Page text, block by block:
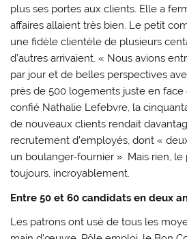
plus ses portes aux clients. Elle a
affaires allaient très bien. Le petit
une fidèle clientèle de plusieurs
d’autres arrivaient. « Nous avions
par jour et de belles perspectives
près de 500 logements juste en face
confié Nathalie Lefebvre, la
de nouveaux clients rendait
recrutement d’employés, dont «
un boulanger-fournier ». Mais rien,
toujours, incroyablement.
Entre 50 et 60 candidats en deux
Les patrons ont usé de tous les